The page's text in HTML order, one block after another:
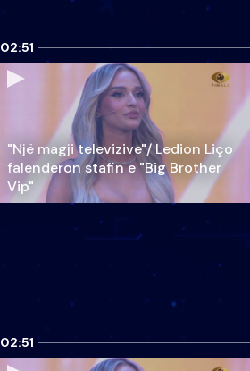
02:51
"Një magji televizive"/ Ledion Liço
falenderon stafin e "Big Brother
Vip"
02:51